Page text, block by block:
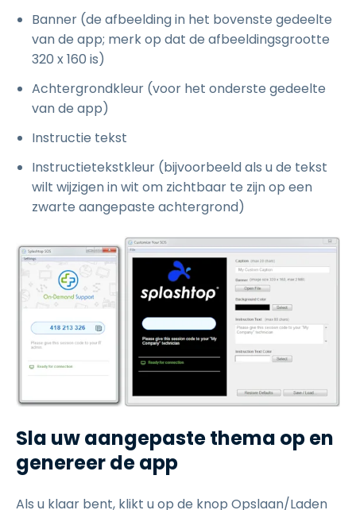
Banner (de afbeelding in het bovenste gedeelte
van de app; merk op dat de afbeeldingsgrootte
320 x 160 is)
Achtergrondkleur (voor het onderste gedeelte
van de app)
Instructie tekst
Instructietekstkleur (bijvoorbeeld als u de tekst
wilt wijzigen in wit om zichtbaar te zijn op een
zwarte aangepaste achtergrond)
Sla uw aangepaste thema op en
genereer de app
Als u klaar bent, klikt u op de knop Opslaan/Laden